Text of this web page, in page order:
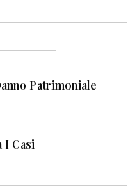
Patrimoniale
I Casi